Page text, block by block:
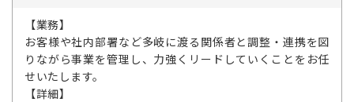
【業務】
お客様や社内部署など多岐に渡る関係者と調整・連携を図
りながら事業を管理し、力強くリードしていくことをお任
せいたします。
【詳細】